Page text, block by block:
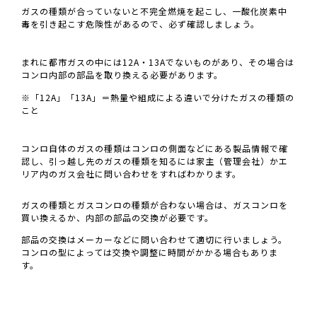
ガスの種類が合っていないと不完全燃焼を起こし、一酸化炭素中
毒を引き起こす危険性があるので、必ず確認しましょう。
まれに都市ガスの中には12A・13Aでないものがあり、その場合は
コンロ内部の部品を取り換える必要があります。
※「12A」「13A」＝熱量や組成による違いで分けたガスの種類の
こと
コンロ自体のガスの種類はコンロの側面などにある製品情報で確
認し、引っ越し先のガスの種類を知るには家主（管理会社）かエ
リア内のガス会社に問い合わせをすればわかります。
ガスの種類とガスコンロの種類が合わない場合は、ガスコンロを
買い換えるか、内部の部品の交換が必要です。
部品の交換はメーカーなどに問い合わせて適切に行いましょう。
コンロの型によっては交換や調整に時間がかかる場合もありま
す。